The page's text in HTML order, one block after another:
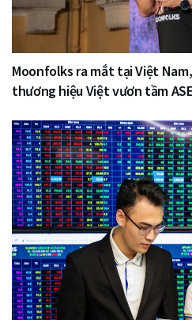
Moonfolks ra mắt tại Việt
thương hiệu Việt vươn tầm